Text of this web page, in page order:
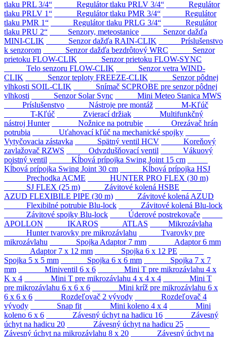
tlaku PRL 3/4“
Regulátor tlaku PRLV 3/4“
Regulátor
tlaku PRLV 1“
Regulátor tlaku PMR 3/4“
Regulátor
tlaku PMR 1“
Regulátor tlaku PRLG 3/4“
Regulátor
tlaku PRU 2“
Senzory, meteostanice
Senzor dažďa
MINI-CLIK
Senzor dažďa RAIN-CLIK
Príslušenstvo
k senzorom
Senzor dažďa bezdrôtový WRC
Senzor
prietoku FLOW-CLIK
Senzor prietoku FLOW-SYNC
Telo senzoru FLOW-CLIK
Senzor vetra WIND-
CLIK
Senzor teploty FREEZE-CLIK
Senzor pôdnej
vlhkosti SOIL-CLIK
Snímač SCPROBE pre senzor pôdnej
vlhkosti
Senzor Solar Sync
Mini Meteo Stanica MWS
Príslušenstvo
Nástroje pre montáž
M-Kľúč
T-Kľúč
Zvierací držiak
Multifunkčný
nástroj Hunter
Nožnice na potrubie
Orezávač hrán
potrubia
Uťahovací kľúč na mechanické spojky
Vytyčovacia zástavka
Spätný ventil HCV
Koreňový
zavlažovač RZWS
Odvzdušňovací ventil
Vákuový
poistný ventil
Kĺbová prípojka Swing Joint 15 cm
Kĺbová prípojka Swing Joint 30 cm
Kĺbová prípojka HSJ
Prechodka ACME
HUNTER PRO FLEX (30 m)
SJ FLEX (25 m)
Závitové kolená HSBE
AZUD FLEXIBILE PIPE (30 m)
Závitové kolená AZUD
Flexibilné potrubie Blu-lock
Závitové kolená Blu-lock
Závitové spojky Blu-lock
Úderové postrekovače
APOLLON
IKAROS ATLAS
Mikrozávlaha
Hunter tvarovky pre mikrozávlahu
Tvarovky pre
mikrozávlahu
Spojka Adaptor 7 mm
Adaptor 6 mm
Adaptor 7 x 12 mm
Spojka 6 x 12 PE
Spojka 5 x 5 mm
Spojka 6 x 6 mm
Spojka 7 x 7
mm
Miniventil 6 x 6
Mini T pre mikrozávlahu 4 x
K x 4
Mini T pre mikrozávlahu 4 x 4 x 4
Mini T
pre mikrozávlahu 6 x 6 x 6
Mini kríž pre mikrozávlahu 6 x
6 x 6 x 6
Rozdeľovač 2 vývody
Rozdeľovač 4
vývody
Snap fit Mini koleno 4 x 4
Mini
koleno 6 x 6
Závesný úchyt na hadicu 16
Závesný
úchyt na hadicu 20
Závesný úchyt na hadicu 25
Závesný úchyt na mikrozávlahu 8 x 20
Závesný úchyt na